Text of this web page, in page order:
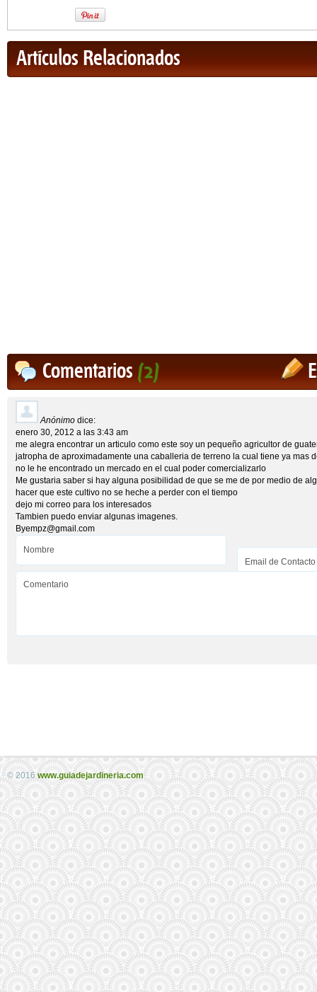
Artículos Relacionados
Comentarios(2)
Anónimo dice:
enero 30, 2012 a las 3:43 am
me alegra encontrar un articulo como este soy un pequeño agricultor de
jatropha de aproximadamente una caballeria de terreno la cual tiene ya mas
no le he encontrado un mercado en el cual poder comercializarlo
Me gustaria saber si hay alguna posibilidad de que se me de por medio de
hacer que este cultivo no se heche a perder con el tiempo
dejo mi correo para los interesados
Tambien puedo enviar algunas imagenes.
Byempz@gmail.com
© 2016www.guiadejardineria.com